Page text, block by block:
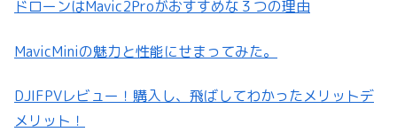
ドローンはMavic2Proがおすすめな３つの理由
MavicMiniの魅力と性能にせまってみた。
DJIFPVレビュー！購入し、飛ばしてわかったメリットデ
メリット！